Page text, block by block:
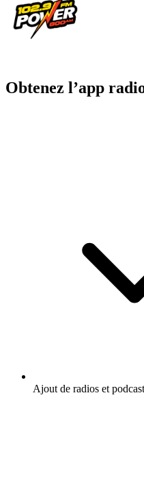
Obtenez l’app
Ajout de radios et